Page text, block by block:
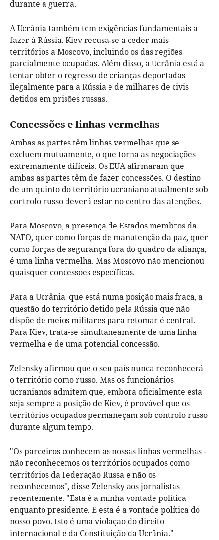
durante a guerra.
A Ucrânia também tem exigências fundamentais a
fazer à Rússia. Kiev recusa-se a ceder mais
territórios a Moscovo, incluindo os das regiões
parcialmente ocupadas. Além disso, a Ucrânia está a
tentar obter o regresso de crianças deportadas
ilegalmente para a Rússia e de milhares de civis
detidos em prisões russas.
Concessões e linhas vermelhas
Ambas as partes têm linhas vermelhas que se
excluem mutuamente, o que torna as negociações
extremamente difíceis. Os EUA afirmaram que
ambas as partes têm de fazer concessões. O destino
de um quinto do território ucraniano atualmente sob
controlo russo deverá estar no centro das atenções.
Para Moscovo, a presença de Estados membros da
NATO, quer como forças de manutenção da paz, quer
como forças de segurança fora do quadro da aliança,
é uma linha vermelha. Mas Moscovo não mencionou
quaisquer concessões específicas.
Para a Ucrânia, que está numa posição mais fraca, a
questão do território detido pela Rússia que não
dispõe de meios militares para retomar é central.
Para Kiev, trata-se simultaneamente de uma linha
vermelha e de uma potencial concessão.
Zelensky afirmou que o seu país nunca reconhecerá
o território como russo. Mas os funcionários
ucranianos admitem que, embora oficialmente esta
seja sempre a posição de Kiev, é provável que os
territórios ocupados permaneçam sob controlo russo
durante algum tempo.
"Os parceiros conhecem as nossas linhas vermelhas -
não reconhecemos os territórios ocupados como
territórios da Federação Russa e não os
reconhecemos", disse Zelensky aos jornalistas
recentemente. "Esta é a minha vontade política
enquanto presidente. E esta é a vontade política do
nosso povo. Isto é uma violação do direito
internacional e da Constituição da Ucrânia."